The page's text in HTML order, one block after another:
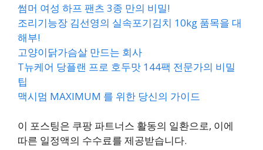
썸머 여성 하프 팬츠 3종 만의 비밀!
조리기능장 김선영의 실속포기김치 10kg 품목을 대
해부!
고양이닭가슴살 만드는 회사
T뉴케어 당플랜 프로 호두맛 144팩 전문가의 비밀
팁
맥시멈 MAXIMUM 를 위한 당신의 가이드
이 포스팅은 쿠팡 파트너스 활동의 일환으로, 이에
따른 일정액의 수수료를 제공받습니다.